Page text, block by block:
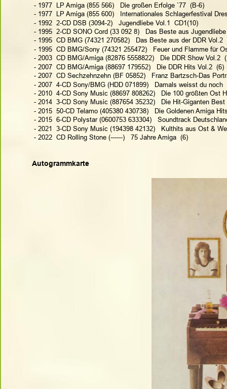
- 1977  LP Amiga (855 566)   Die großen Erfolge `77  (B-6)
- 1977  LP Amiga (855 600)   Internationales Schlagerfestival
- 1992  2-CD DSB (3094-2)   Jugendliebe Vol.1  CD1(10)
- 1995  2-CD SONO Cord (33 092 8)   Das Beste aus
- 1995  CD BMG (74321 270582)   Das Beste aus der DDR Vol.2
- 1995  CD BMG/Sony (74321 255472)   Feuer und Flamme für
- 2003  CD BMG/Amiga (82876 5558822)   Die DDR Show Vol.2
- 2007  CD BMG/Amiga (88697 179552)   Die DDR Hits Vol.2  (6)
- 2007  CD Sechzehnzehn (BF 05852)   Franz Bartzsch-Das
- 2007  4-CD Sony/BMG (HDD 071899)   Damals weisst du noch
- 2010  4-CD Sony Music (88697 808262)   Die 100 größten Ost
- 2014  3-CD Sony Music (887654 35232)   Die Hit-Giganten
- 2015  50-CD Telamo (405380 430738)   Die Goldenen Amiga
- 2015  6-CD Polystar (0600753 633304)   Soundtrack
- 2021  3-CD Sony Music (194398 42132)   Kulthits aus Ost &
- 2022  CD Rolling Stone (------)   75 Jahre Amiga  (6)
Autogrammkarte